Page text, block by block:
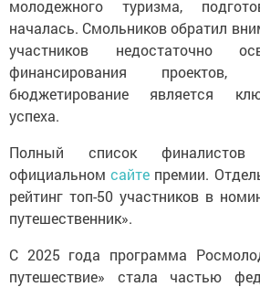
молодежного туризма,
началась. Смольников обратил
участников недостаточно
финансирования проектов,
бюджетирование является
успеха.
Полный список финалистов
официальномсайте премии.
рейтинг топ-50 участников в
путешественник».
С 2025 года программа
путешествие» стала частью